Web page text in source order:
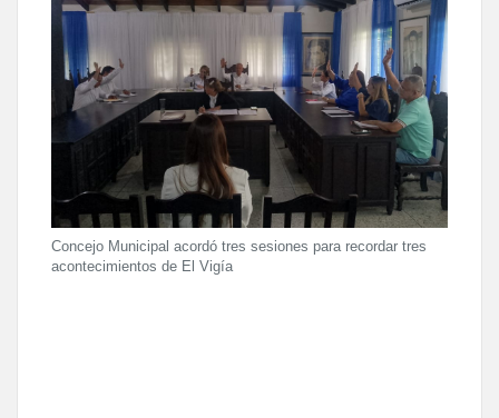
Concejo Municipal acordó tres sesiones para recordar tres
acontecimientos de El Vigía